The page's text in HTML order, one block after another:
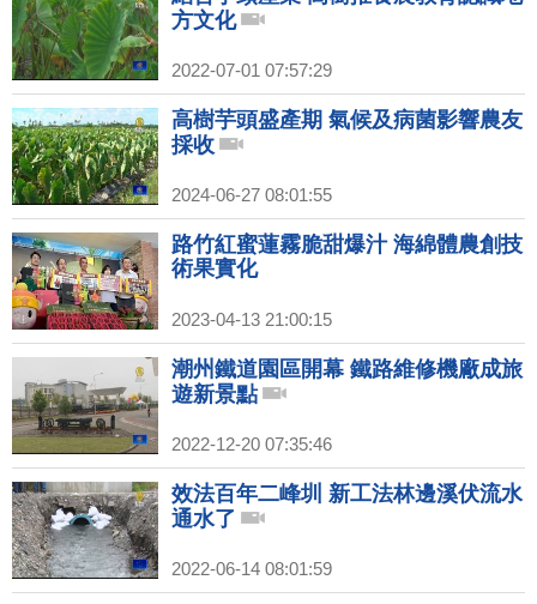
方文化
2022-07-01 07:57:29
高樹芋頭盛產期 氣候及病菌影響農友
採收
2024-06-27 08:01:55
路竹紅蜜蓮霧脆甜爆汁 海綿體農創技
術果實化
2023-04-13 21:00:15
潮州鐵道園區開幕 鐵路維修機廠成旅
遊新景點
2022-12-20 07:35:46
效法百年二峰圳 新工法林邊溪伏流水
通水了
2022-06-14 08:01:59